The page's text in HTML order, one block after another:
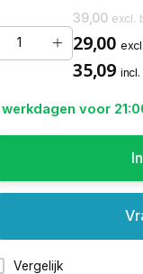
39,00 excl.
29,00
35,09
werkdagen voor
Vergelijk